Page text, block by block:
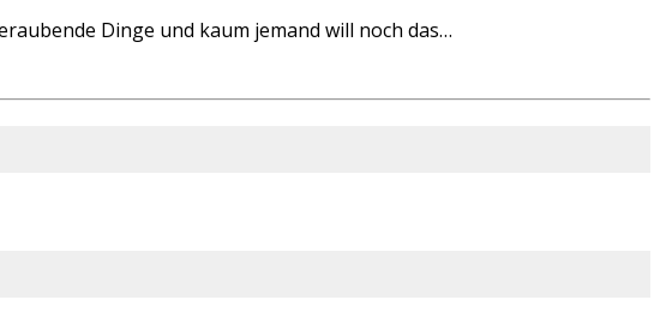
Dinge und kaum jemand will noch das…